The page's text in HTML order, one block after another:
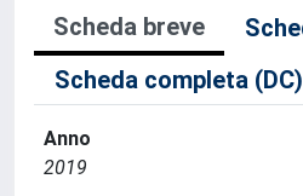
Scheda breve
Scheda completa (DC)
Anno
2019